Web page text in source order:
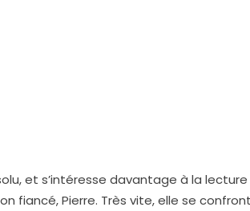
et s’intéresse davantage à la lecture
fiancé, Pierre. Très vite, elle se